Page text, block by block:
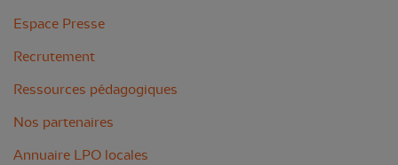
Espace Presse
Recrutement
Ressources pédagogiques
Nos partenaires
Annuaire LPO locales